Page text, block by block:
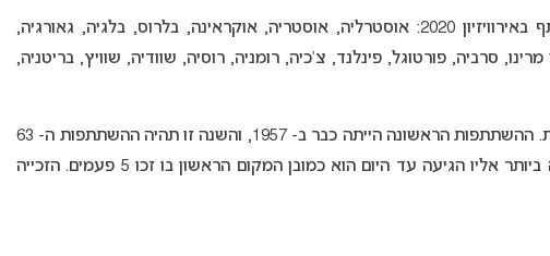
25 מדינות הצהירו כי הן מתכוונות להשתתף באירוויזיון 2020: אוסטרליה, אוסטריה, אוקראינה, בלרוס, בלגיה, גאורגיה,
סרביה, פורטוגל, פינלנד, צ’כיה, רומניה, רוסיה, שוודיה, שוויץ, בריטניה,
לבריטניה היסטוריה ארוכה מאוד עם התחרות. ההשתתפות הראשונה הייתה כבר ב- 1957, והשנה זו תהיה ההשתתפות ה- 63
של בריטניה באירוויזיון כאשר המקום הגבוה ביותר אליו הגיעה עד היום הוא כמובן המקום הראשון בו זכו 5 פעמים. הזכייה